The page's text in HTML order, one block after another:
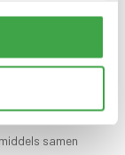
en andere
samen